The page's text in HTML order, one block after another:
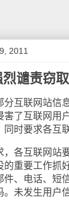
2011
谴责窃
联网站信息
害了互联网用
时要求各互
互联网站要
的重要工作抓
件、电话、短
。未发生用户